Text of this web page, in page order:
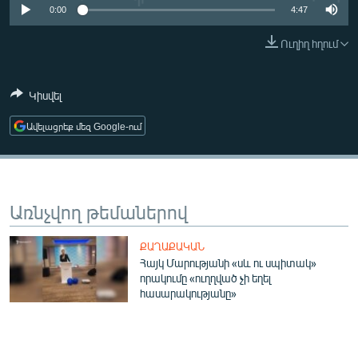
ՄԻՋԱԶԳԱՅԻՆ
ՄԵԿՆԱԲԱՆՈՒԹՅՈՒՆ
ՏՏ ԵՒ ԻՆՏԵՐՆԵՏ
ՏԵՍԱՆՅՈՒԹԵՐ
ԲԱՆԱՎԵՃ
ՁԳՏԵԼՈՎ ԼԱՎԱԳՈՒՅՆԻՆ
0:00 4:47
Ուղիղ հղում
Կիսվել
Ավելացրեք մեզ Google-ում
Առնչվող թեմաներով
ՔԱՂԱՔԱԿԱՆ
Հայկ Մարությանի «սև ու սպիտակ»
որակումը «ուղղված չի եղել
հասարակությանը»